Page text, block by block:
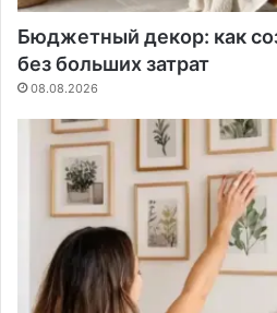
Бюджетный декор: как
без больших затрат
08.08.2026